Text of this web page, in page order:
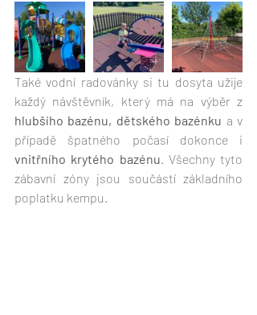
Také vodní radovánky si tu dosyta užije
hlubšího bazénu, dětského bazénku a v
vnitřního krytého bazénu . Všechny tyto
zábavní zóny jsou součástí základního
poplatku kempu.